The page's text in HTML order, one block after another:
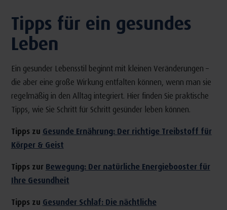
Tipps für ein gesundes
Leben
Ein gesunder Lebensstil beginnt mit kleinen Veränderungen –
die aber eine große Wirkung entfalten können, wenn man sie
regelmäßig in den Alltag integriert. Hier finden Sie praktische
Tipps, wie Sie Schritt für Schritt gesünder leben können.
Tipps zu Gesunde Ernährung: Der richtige Treibstoff für
Körper & Geist
Tipps zur Bewegung: Der natürliche Energiebooster für
Ihre Gesundheit
Tipps zu Gesunder Schlaf: Die nächtliche